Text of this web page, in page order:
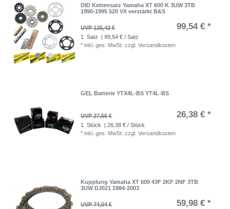
DID Kettensatz Yamaha XT 600 K 3UW 3TB
1990-1995 520 VX verstärkt B&S
UVP 125,42 € 99,54 € *
1 Satz
| 99,54 € / Satz
*inkl. ges. MwSt. zzgl.Versandkosten
GEL Batterie YTX4L-BS YT4L-BS
UVP 27,56 € 26,38 € *
1 Stück
| 26,38 € / Stück
*inkl. ges. MwSt. zzgl.Versandkosten
Kupplung Yamaha XT 600 43F 2KF 2NF 3TB
3UW DJ021 1984-2003
UVP 74,04 € 59,98 € *